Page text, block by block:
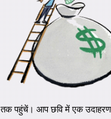
तक पहुंचें। आप छवि में एक